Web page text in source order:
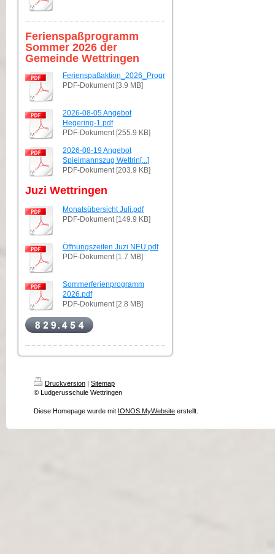
Ferienspaßprogramm
Sommer 2026 der
Gemeinde Wettringen
Ferienspaßaktion_2026_Programmheft.pdf
PDF-Dokument [3.9 MB]
2026-08-05 Angebot
Hegering-1.pdf
PDF-Dokument [255.9 KB]
2026-08-19 Angebot
Spielmannszug Wettrin[...]
PDF-Dokument [203.9 KB]
Juzi Wettringen
Monatsübersicht Juli.pdf
PDF-Dokument [149.9 KB]
Öffnungszeiten Juzi NEU.pdf
PDF-Dokument [1.7 MB]
Sommerferienprogramm
2026.pdf
PDF-Dokument [2.8 MB]
Druckversion | Sitemap
© Ludgerusschule Wettringen
Diese Homepage wurde mit IONOS MyWebsite erstellt.